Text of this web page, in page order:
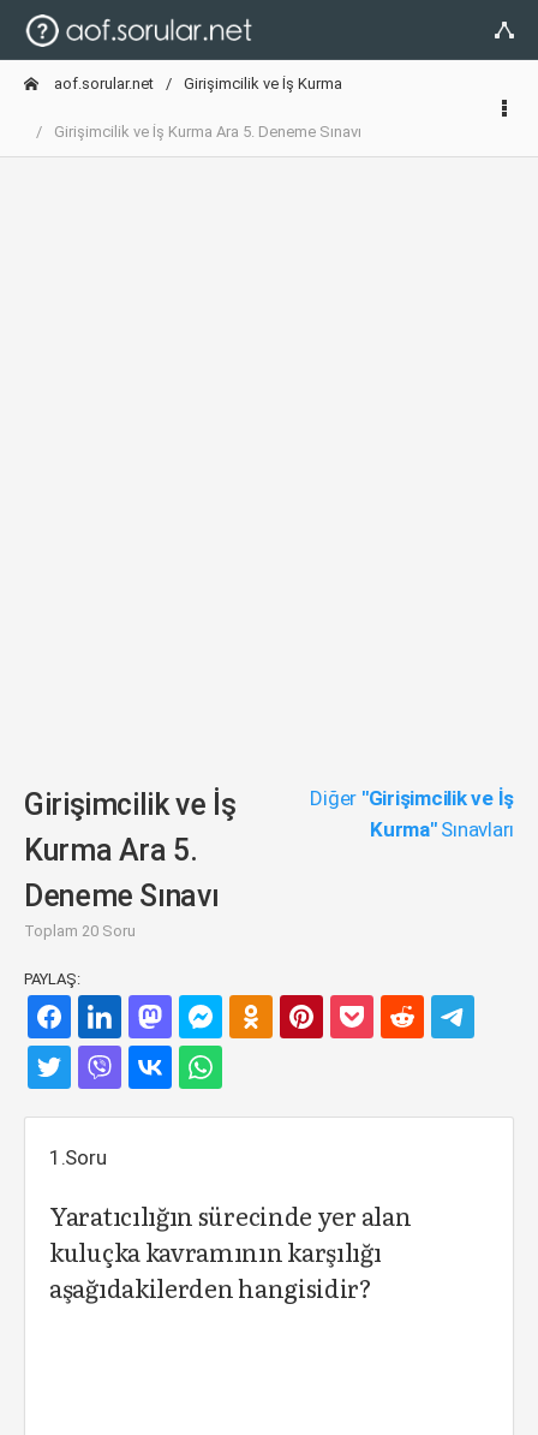
aof.sorular.net Girişimcilik ve İş Kurma
Girişimcilik ve İş Kurma Ara 5. Deneme Sınavı
Girişimcilik ve İş
Kurma Ara 5.
Deneme Sınavı
Toplam 20 Soru
Diğer "Girişimcilik ve İş
Kurma"Sınavları
PAYLAŞ:
1.Soru
Yaratıcılığın sürecinde yer alan
kuluçka kavramının karşılığı
aşağıdakilerden hangisidir?